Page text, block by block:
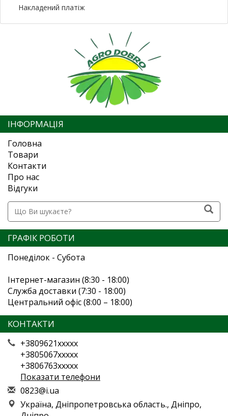
Накладений платіж
ІНФОРМАЦІЯ
Головна
Товари
Контакти
Про нас
Відгуки
ГРАФІК РОБОТИ
Понеділок - Субота
Інтернет-магазин (8:30 - 18:00)
Служба доставки (7:30 - 18:00)
Центральний офіс (8:00 – 18:00)
КОНТАКТИ
+3809621xxxxx
+3805067xxxxx
+3806763xxxxx
Показати телефони
0823@i.ua
Україна, Дніпропетровська область., Дніпро,